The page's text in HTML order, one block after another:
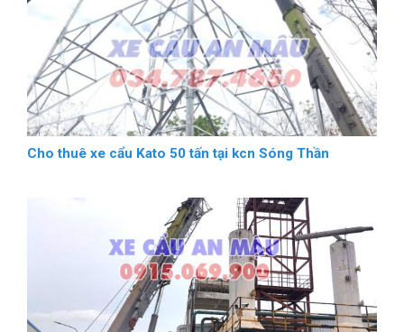
Cho thuê xe cẩu Kato 50 tấn tại kcn Sóng Thần